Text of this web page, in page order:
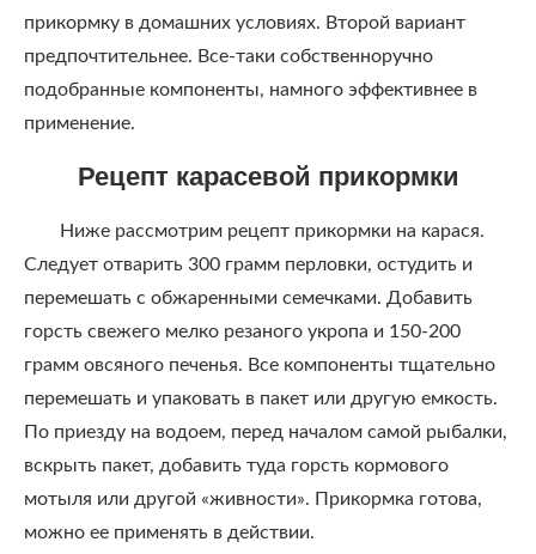
прикормку в домашних условиях. Второй вариант
предпочтительнее. Все-таки собственноручно
подобранные компоненты, намного эффективнее в
применение.
Рецепт карасевой прикормки
Ниже рассмотрим рецепт прикормки на карася.
Следует отварить 300 грамм перловки, остудить и
перемешать с обжаренными семечками. Добавить
горсть свежего мелко резаного укропа и 150-200
грамм овсяного печенья. Все компоненты тщательно
перемешать и упаковать в пакет или другую емкость.
По приезду на водоем, перед началом самой рыбалки,
вскрыть пакет, добавить туда горсть кормового
мотыля или другой «живности». Прикормка готова,
можно ее применять в действии.